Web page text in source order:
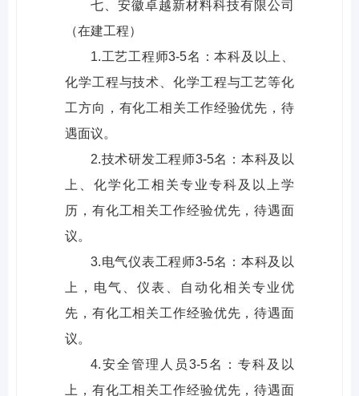
七、安徽卓越新材料科技有限公司
（在建工程）
1.工艺工程师3-5名：本科及以上、
化学工程与技术、化学工程与工艺等化
工方向，有化工相关工作经验优先，待
遇面议。
2.技术研发工程师3-5名：本科及以
上、化学化工相关专业专科及以上学
历，有化工相关工作经验优先，待遇面
议。
3.电气仪表工程师3-5名：本科及以
上，电气、仪表、自动化相关专业优
先，有化工相关工作经验优先，待遇面
议。
4.安全管理人员3-5名：专科及以
上，有化工相关工作经验优先，待遇面